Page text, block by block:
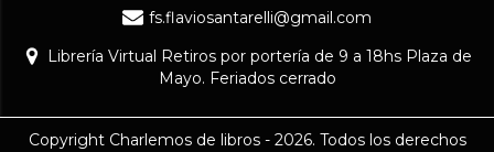
fs.flaviosantarelli@gmail.com
Librería Virtual Retiros por portería de 9 a 18hs Plaza de
Mayo. Feriados cerrado
Copyright Charlemos de libros - 2026. Todos los derechos